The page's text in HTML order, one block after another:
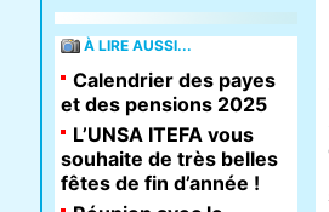
À LIRE AUSSI...
Calendrier des payes
et des pensions 2025
L’UNSA ITEFA vous
souhaite de très belles
fêtes de fin d’année !